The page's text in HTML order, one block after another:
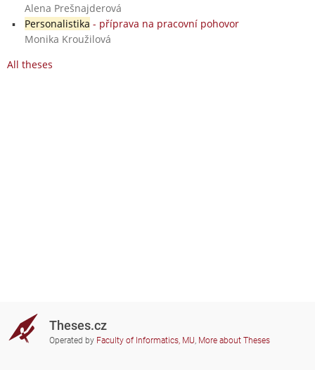
Alena Prešnajderová
Personalistika - příprava na pracovní pohovor
Monika Kroužilová
All theses
Theses.cz
Operated by Faculty of Informatics, MU, More about Theses